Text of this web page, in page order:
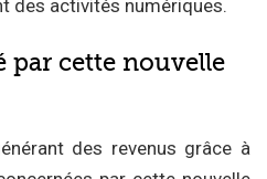
des activités numériques.
par cette nouvelle
des revenus grâce à